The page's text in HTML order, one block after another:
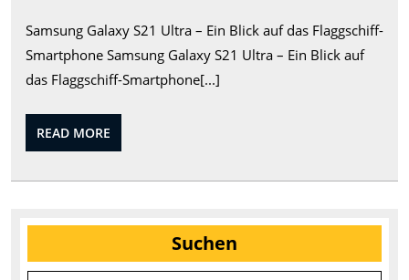
Erlebnis
mit
dem
S21
Samsung Galaxy S21 Ultra – Ein Blick auf das Flaggschiff-
Smartphone Samsung Galaxy S21 Ultra – Ein Blick auf
das Flaggschiff-Smartphone[...]
READ MORE
MORE
Suchen